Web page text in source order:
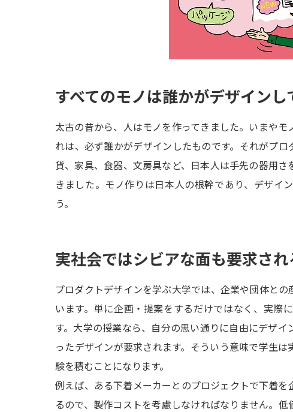
すべてのモノは誰かがデザインし
太古の昔から、人はモノを作ってきました。いまや
れは、必ず誰かがデザインしたものです。それがプ
貨、家具、食器、文房具など、日本人は手先の器用
きました。モノ作りは日本人の根幹であり、デザイ
う。
実社会ではシビアな面も要求され
プロダクトデザインを学ぶ大学では、企業や団体と
います。単に企画・提案をするだけではなく、実際
す。大学の授業なら、自分の思い通りに自由にデザ
ったデザインが要求されます。そういう意味で学生
験を積むことになります。
例えば、ある下着メーカーとのプロジェクトで下着
るので、製作コストを考慮しなければなりません。